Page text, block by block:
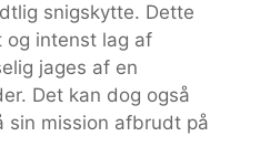
snigskytte. Dette
og intenst lag af
jages af en
Det kan dog også
mission afbrudt på